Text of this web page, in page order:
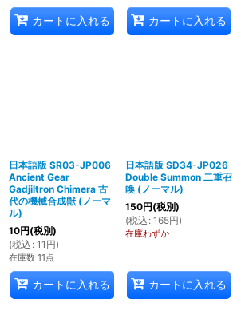
カートに入れる カートに入れる
日本語版 SR03-JP006
Ancient Gear
Gadjiltron Chimera 古
代の機械合成獣 (ノーマ
ル)
10円(税別)
(税込 : 11 円)
在庫数 11点
カートに入れる
日本語版 SD34-JP026
Double Summon 二重召
喚 (ノーマル)
150円(税別)
(税込 : 165円)
在庫わずか
カートに入れる